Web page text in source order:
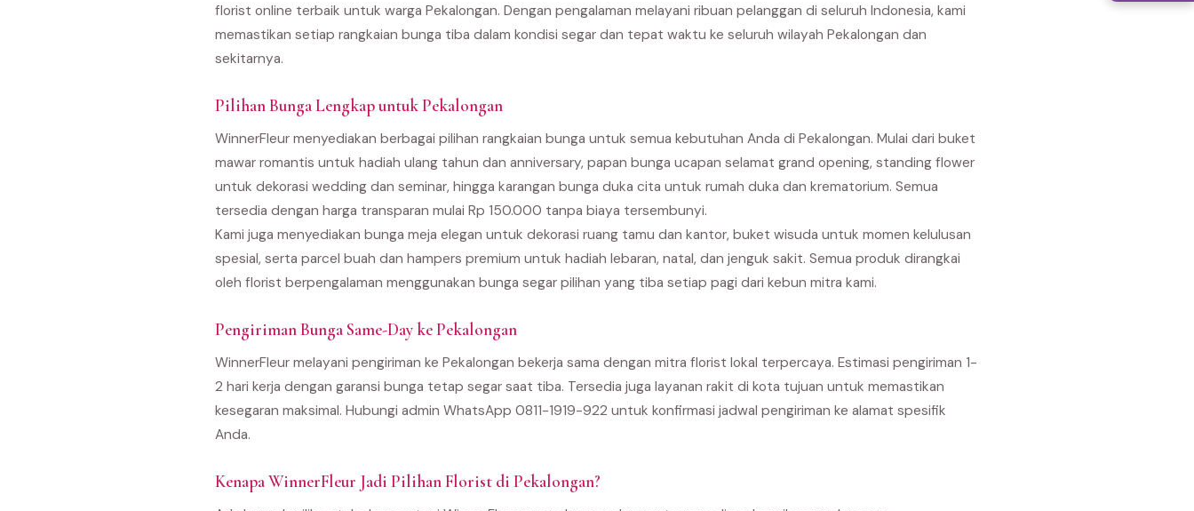
florist online terbaik untuk warga Pekalongan. Dengan pengalaman melayani ribuan pelanggan di seluruh Indonesia, kami
memastikan setiap rangkaian bunga tiba dalam kondisi segar dan tepat waktu ke seluruh wilayah Pekalongan dan
sekitarnya.
Pilihan Bunga Lengkap untuk Pekalongan
WinnerFleur menyediakan berbagai pilihan rangkaian bunga untuk semua kebutuhan Anda di Pekalongan. Mulai dari buket
mawar romantis untuk hadiah ulang tahun dan anniversary, papan bunga ucapan selamat grand opening, standing flower
untuk dekorasi wedding dan seminar, hingga karangan bunga duka cita untuk rumah duka dan krematorium. Semua
tersedia dengan harga transparan mulai Rp 150.000 tanpa biaya tersembunyi.
Kami juga menyediakan bunga meja elegan untuk dekorasi ruang tamu dan kantor, buket wisuda untuk momen kelulusan
spesial, serta parcel buah dan hampers premium untuk hadiah lebaran, natal, dan jenguk sakit. Semua produk dirangkai
oleh florist berpengalaman menggunakan bunga segar pilihan yang tiba setiap pagi dari kebun mitra kami.
Pengiriman Bunga Same-Day ke Pekalongan
WinnerFleur melayani pengiriman ke Pekalongan bekerja sama dengan mitra florist lokal terpercaya. Estimasi pengiriman 1-
2 hari kerja dengan garansi bunga tetap segar saat tiba. Tersedia juga layanan rakit di kota tujuan untuk memastikan
kesegaran maksimal. Hubungi admin WhatsApp 0811-1919-922 untuk konfirmasi jadwal pengiriman ke alamat spesifik
Anda.
Kenapa WinnerFleur Jadi Pilihan Florist di Pekalongan?